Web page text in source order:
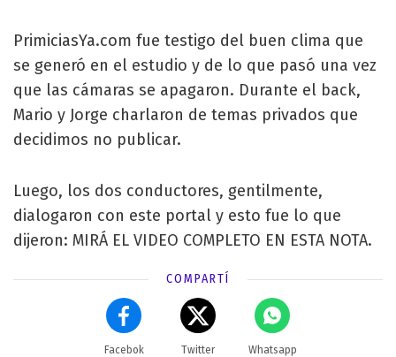
PrimiciasYa.com fue testigo del buen clima que
se generó en el estudio y de lo que pasó una vez
que las cámaras se apagaron. Durante el back,
Mario y Jorge charlaron de temas privados que
decidimos no publicar.
Luego, los dos conductores, gentilmente,
dialogaron con este portal y esto fue lo que
dijeron: MIRÁ EL VIDEO COMPLETO EN ESTA NOTA.
COMPARTÍ
Facebok Twitter Whatsapp